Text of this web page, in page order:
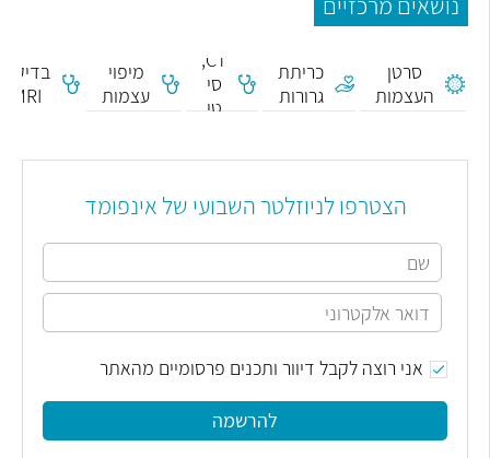
סרטן
העצמות
כריתת
גרורות
CT,
סי
טי
מיפוי
עצמות
בדיקת
MRI
הצטרפו לניוזלטר השבועי של אינפומד
אני רוצה לקבל דיוור ותכנים פרסומיים מהאתר
להרשמה